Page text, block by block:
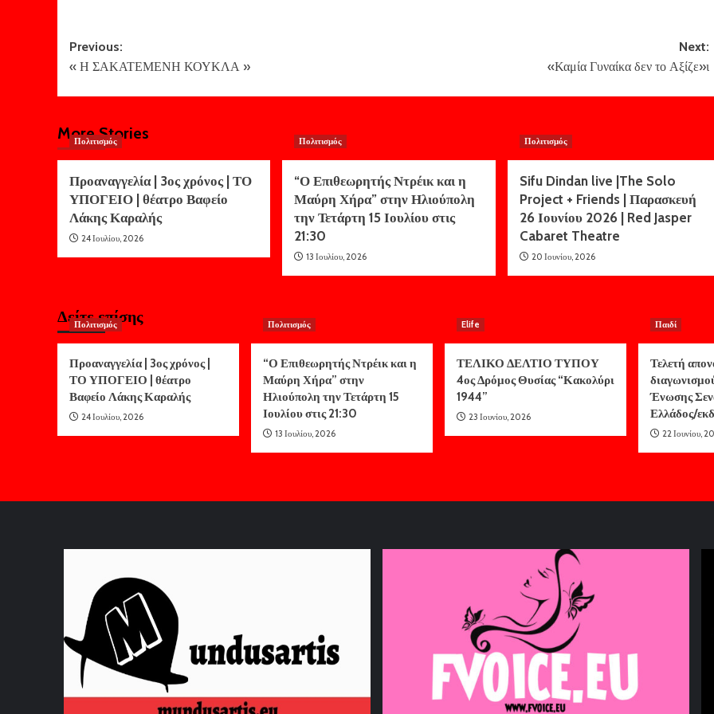
Post
navigation
Previous:
« Η ΣΑΚΑΤΕΜΕΝΗ ΚΟΥΚΛΑ »
Next:
«Καμία Γυναίκα δεν το Αξίζε»ι
More Stories
Πολιτισμός
Προαναγγελία | 3ος χρόνος | ΤΟ
ΥΠΟΓΕΙΟ | θέατρο Βαφείο
Λάκης Καραλής
24 Ιουλίου, 2026
Πολιτισμός
“Ο Επιθεωρητής Ντρέικ και η
Μαύρη Χήρα” στην Ηλιούπολη
την Τετάρτη 15 Ιουλίου στις
21:30
13 Ιουλίου, 2026
Πολιτισμός
Sifu Dindan live |The Solo
Project + Friends | Παρασκευή
26 Ιουνίου 2026 | Red Jasper
Cabaret Theatre
20 Ιουνίου, 2026
Δείτε επίσης
Πολιτισμός
Προαναγγελία | 3ος χρόνος |
ΤΟ ΥΠΟΓΕΙΟ | θέατρο
Βαφείο Λάκης Καραλής
24 Ιουλίου, 2026
Πολιτισμός
“Ο Επιθεωρητής Ντρέικ και η
Μαύρη Χήρα” στην
Ηλιούπολη την Τετάρτη 15
Ιουλίου στις 21:30
13 Ιουλίου, 2026
Elife
ΤΕΛΙΚΟ ΔΕΛΤΙΟ ΤΥΠΟΥ
4ος Δρόμος Θυσίας “Κακολύρι
1944”
23 Ιουνίου, 2026
Παιδί
Τελετή
Ένωσης
Ελλάδος/
22 Ιουνίου,